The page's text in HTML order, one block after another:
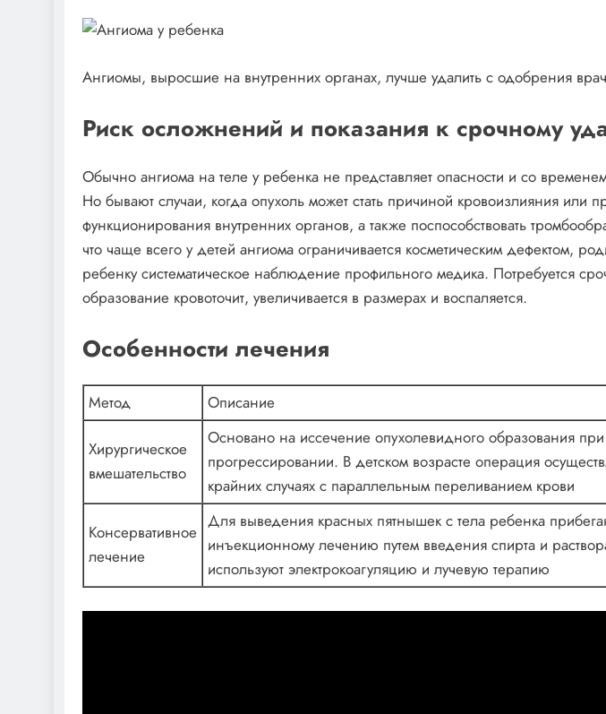
Ангиомы, выросшие на внутренних органах, лучше удалить с одобрения
Риск осложнений и показания к срочному
Обычно ангиома на теле у ребенка не представляет опасности и со
Но бывают случаи, когда опухоль может стать причиной кровоизлияния или
функционирования внутренних органов, а также поспособствовать
что чаще всего у детей ангиома ограничивается косметическим дефектом,
ребенку систематическое наблюдение профильного медика. Потребуется
образование кровоточит, увеличивается в размерах и воспаляется.
Особенности лечения
Метод Описание
Хирургическое
вмешательство
Основано на иссечение опухолевидного образования
прогрессировании. В детском возрасте операция
крайних случаях с параллельным переливанием крови
Консервативное
лечение
Для выведения красных пятнышек с тела ребенка
инъекционному лечению путем введения спирта и
используют электрокоагуляцию и лучевую терапию